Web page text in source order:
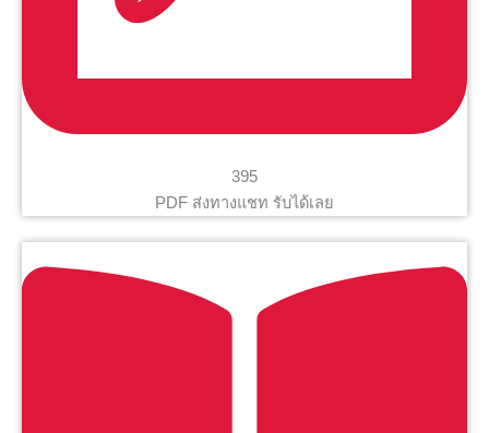
395
PDF ส่งทางแชท รับได้เลย